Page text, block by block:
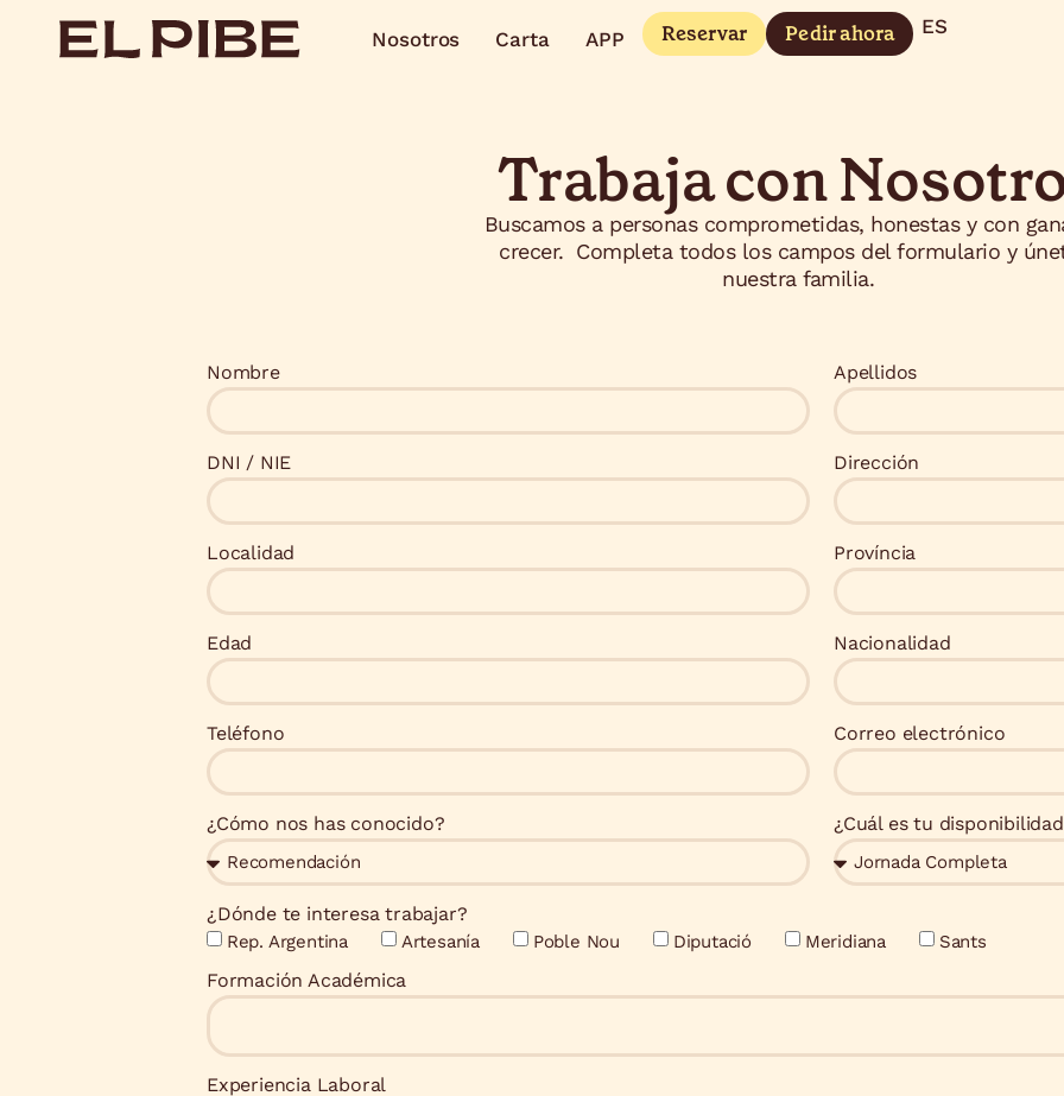
Nosotros Carta APP Reservar Pedir ahora ES
EN
Trabaja con
Buscamos a personas comprometidas, honestas y con
crecer. Completa todos los campos del formulario y
nuestra familia.
Nombre Apellidos
DNI / NIE Dirección
Localidad Província
Edad Nacionalidad
Teléfono Correo electrónico
¿Cómo nos has conocido? ¿Cuál es tu
¿Dónde te interesa trabajar?
Rep. Argentina Artesanía Poble Nou Diputació Meridiana Sants
Formación Académica
Experiencia Laboral